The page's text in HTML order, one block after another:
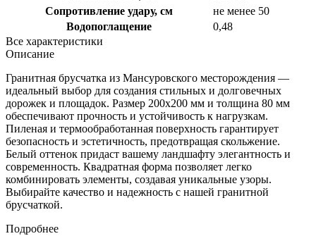
Сопротивление удару, см
не менее 50
Водопоглащение
0,48
Все характеристики
Описание
Гранитная брусчатка из Мансуровского месторождения —
идеальный выбор для создания стильных и долговечных
дорожек и площадок. Размер 200х200 мм и толщина 80 мм
обеспечивают прочность и устойчивость к нагрузкам.
Пиленая и термообработанная поверхность гарантирует
безопасность и эстетичность, предотвращая скольжение.
Белый оттенок придаст вашему ландшафту элегантность и
современность. Квадратная форма позволяет легко
комбинировать элементы, создавая уникальные узоры.
Выбирайте качество и надежность с нашей гранитной
брусчаткой.
Подробнее